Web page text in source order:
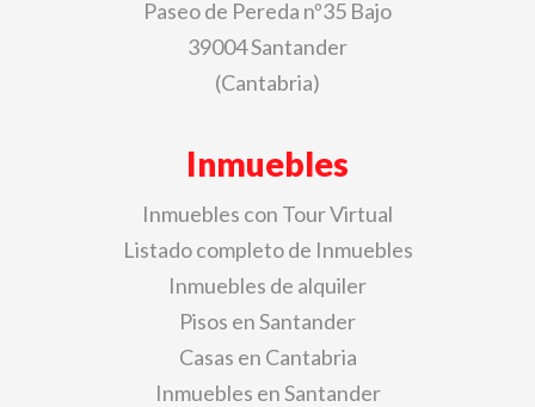
Paseo de Pereda nº35 Bajo
39004 Santander
(Cantabria)
Inmuebles
Inmuebles con Tour Virtual
Listado completo de Inmuebles
Inmuebles de alquiler
Pisos en Santander
Casas en Cantabria
Inmuebles en Santander